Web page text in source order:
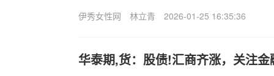
伊秀女性网 林立青 2026-01-25 16:35:36
华泰期,货：股债!汇商齐涨，关注